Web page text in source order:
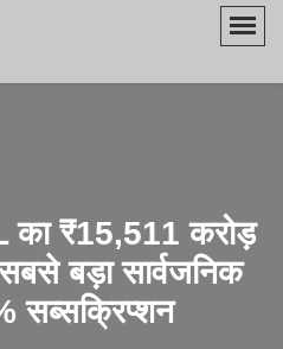
का ₹15,511 करोड़
बड़ा सार्वजनिक
सब्सक्रिप्शन